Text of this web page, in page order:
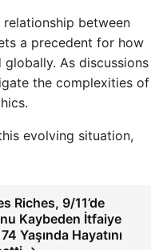
between
a precedent for how
As discussions
the complexities of
evolving situation,
Riches, 9/11’de
Kaybeden İtfaiye
Yaşında Hayatını